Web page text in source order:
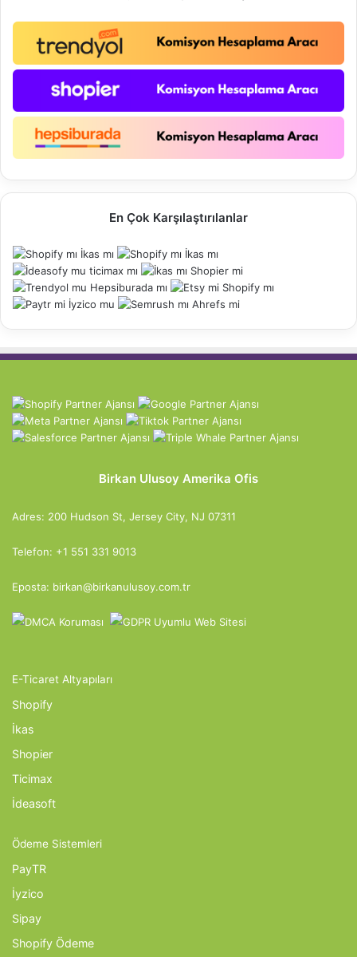
En Çok Karşılaştırılanlar
Birkan Ulusoy Amerika Ofis
Adres: 200 Hudson St, Jersey City, NJ 07311
Telefon: +1 551 331 9013
Eposta: birkan@birkanulusoy.com.tr
E-Ticaret Altyapıları
Shopify
İkas
Shopier
Ticimax
İdeasoft
Ödeme Sistemleri
PayTR
İyzico
Sipay
Shopify Ödeme